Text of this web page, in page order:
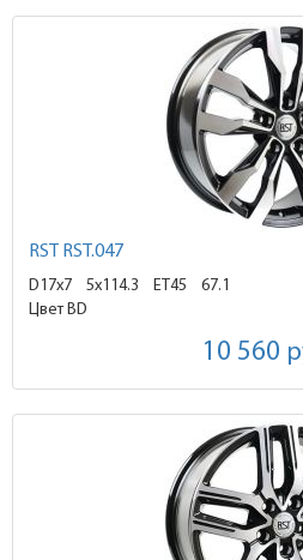
RST RST.047
D17x7 5x114.3 ET45
67.1
Цвет BD
10 560